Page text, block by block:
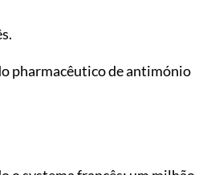
pharmacêutico de antimónio